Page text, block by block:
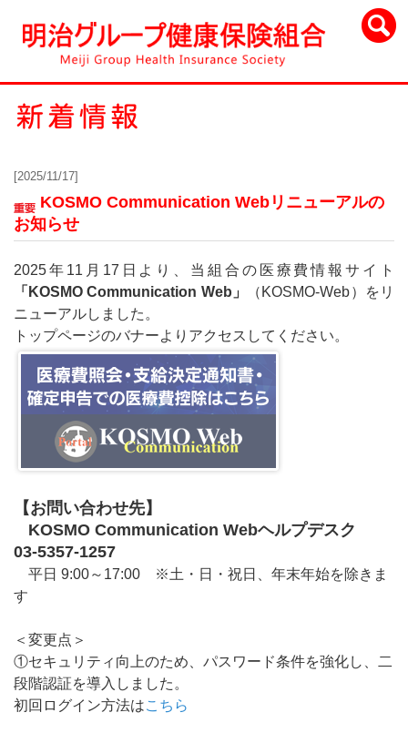
[2025/11/17]
KOSMO Communication Webリニューアルの
お知らせ
2025年11月17日より、当組合の医療費情報サイト
「KOSMO Communication Web」
（KOSMO-Web）をリ
ニューアルしました。
トップページのバナーよりアクセスしてください。
【お問い合わせ先】
KOSMO Communication Webヘルプデスク
03-5357-1257
平日 9:00～17:00 ※土・日・祝日、年末年始を除きま
す
＜変更点＞
①セキュリティ向上のため、パスワード条件を強化し、二
段階認証を導入しました。
初回ログイン方法はこちら